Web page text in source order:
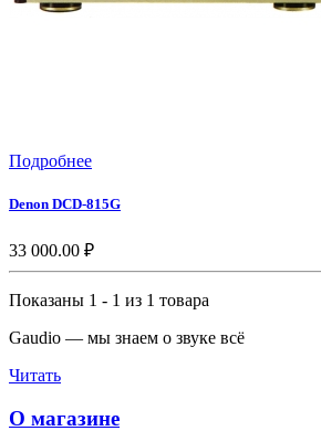
Подробнее
Denon DCD-815G
33 000.00 ₽
Показаны 1 - 1 из 1 товара
Gaudio — мы знаем о звуке всё
Читать
О магазине